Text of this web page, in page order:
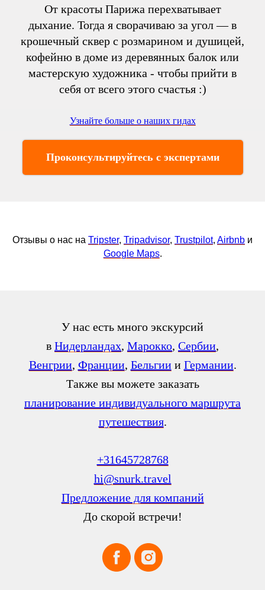
От красоты Парижа перехватывает
дыхание. Тогда я сворачиваю за угол — в
крошечный сквер с розмарином и душицей,
кофейню в доме из деревянных балок или
мастерскую художника - чтобы прийти в
себя от всего этого счастья :)
Узнайте больше о наших гидах
Проконсультируйтесь с экспертами
Отзывы о нас на Tripster, Tripadvisor, Trustpilot, Airbnb и
Google Maps.
У нас есть много экскурсий
в Нидерландах, Марокко, Сербии,
Венгрии, Франции, Бельгиии Германии.
Также вы можете заказать
планирование индивидуального маршрута
путешествия.
+31645728768
hi@snurk.travel
Предложение для компаний
До скорой встречи!